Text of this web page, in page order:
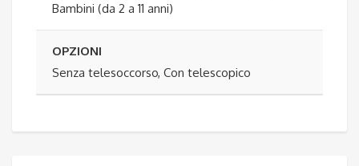
Bambini (da 2 a 11 anni)
OPZIONI
Senza telesoccorso, Con telescopico